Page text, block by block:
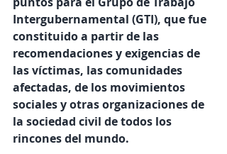
Intergubernamental (GTI), que fue
constituido a partir de las
recomendaciones y exigencias de
las víctimas, las comunidades
afectadas, de los movimientos
sociales y otras organizaciones de
la sociedad civil de todos los
rincones del mundo.